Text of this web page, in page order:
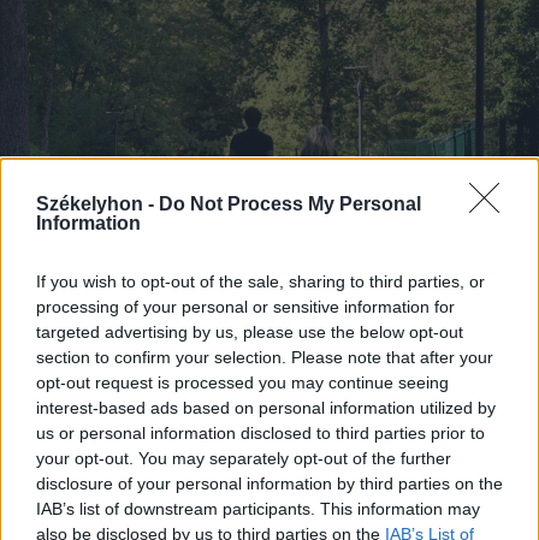
Székelyhon - Do Not Process My Personal
Information
If you wish to opt-out of the sale, sharing to third parties, or
processing of your personal or sensitive information for
targeted advertising by us, please use the below opt-out
section to confirm your selection. Please note that after your
opt-out request is processed you may continue seeing
interest-based ads based on personal information utilized by
us or personal information disclosed to third parties prior to
your opt-out. You may separately opt-out of the further
disclosure of your personal information by third parties on the
IAB’s list of downstream participants. This information may
also be disclosed by us to third parties on the IAB’s List of
2026. augusztus 06., csütörtök
Nagyon kis mértékben, de
visszaesett a turizmus
Romániában